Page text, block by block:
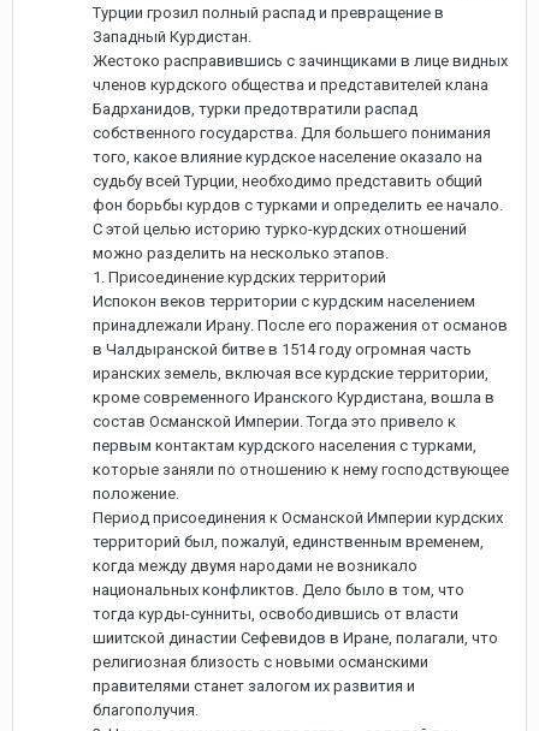
Турции грозил полный распад и превращение в
Западный Курдистан.
Жестоко расправившись с зачинщиками в лице видных
членов курдского общества и представителей клана
Бадрханидов, турки предотвратили распад
собственного государства. Для большего понимания
того, какое влияние курдское население оказало на
судьбу всей Турции, необходимо представить общий
фон борьбы курдов с турками и определить ее начало.
С этой целью историю турко-курдских отношений
можно разделить на несколько этапов.
1. Присоединение курдских территорий
Испокон веков территории с курдским населением
принадлежали Ирану. После его поражения от османов
в Чалдыранской битве в 1514 году огромная часть
иранских земель, включая все курдские территории,
кроме современного Иранского Курдистана, вошла в
состав Османской Империи. Тогда это привело к
первым контактам курдского населения с турками,
которые заняли по отношению к нему господствующее
положение.
Период присоединения к Османской Империи курдских
территорий был, пожалуй, единственным временем,
когда между двумя народами не возникало
национальных конфликтов. Дело было в том, что
тогда курды-сунниты, освободившись от власти
шиитской династии Сефевидов в Иране, полагали, что
религиозная близость с новыми османскими
правителями станет залогом их развития и
благополучия.